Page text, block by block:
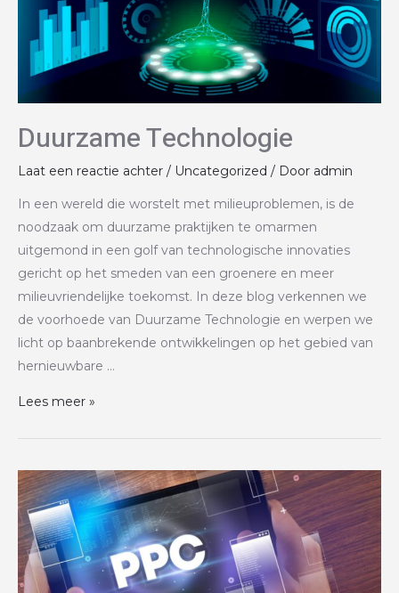
Duurzame Technologie
Laat een reactie achter / Uncategorized / Door admin
In een wereld die worstelt met milieuproblemen, is de
noodzaak om duurzame praktijken te omarmen
uitgemond in een golf van technologische innovaties
gericht op het smeden van een groenere en meer
milieuvriendelijke toekomst. In deze blog verkennen we
de voorhoede van Duurzame Technologie en werpen we
licht op baanbrekende ontwikkelingen op het gebied van
hernieuwbare …
Lees meer »